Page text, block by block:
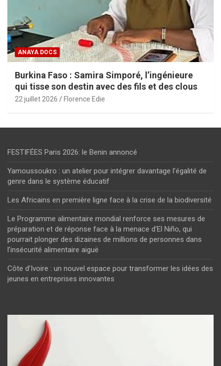
ANAYA DOCS
Burkina Faso : Samira Simporé, l’ingénieure
qui tisse son destin avec des fils et des clous
22 juillet 2026 Florence Edie
FESTIFÉES Paris 2026: le Benin annoncé
Yamoussoukro : un atelier pour intégrer davantage l’égalité de
genre dans le système éducatif
Les Africains en première ligne face à la crise de la biodiversité
Le Programme alimentaire mondial renforce ses mesures de
préparation et de réponse face à la menace d’El Niño, qui
pourrait plonger des dizaines de millions de personnes dans
l’insécurité alimentaire aiguë
Côte d’Ivoire : un nouvel espace pour transformer les idées des
jeunes en entreprises innovantes